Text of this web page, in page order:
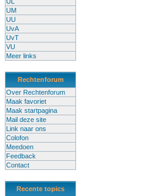
UM
UU
UvA
UvT
VU
Meer links
Rechtenforum
Over Rechtenforum
Maak favoriet
Maak startpagina
Mail deze site
Link naar ons
Colofon
Meedoen
Feedback
Contact
Recente topics